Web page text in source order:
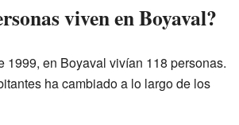
viven en Boyaval?
1999, en Boyaval vivían 118 personas.
ha cambiado a lo largo de los